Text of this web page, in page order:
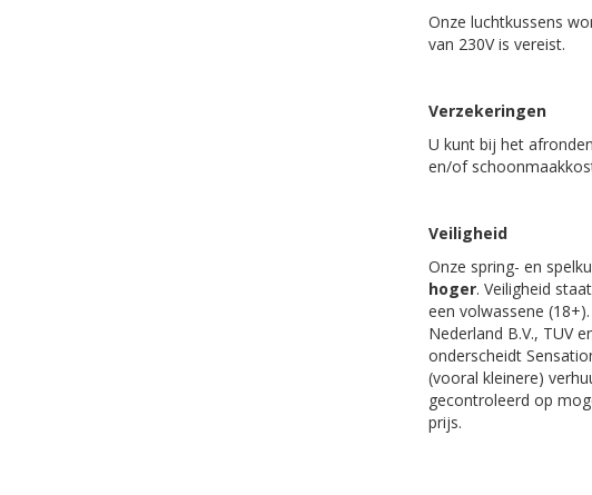
Onze luchtkussens
van 230V is vereist.
Verzekeringen
U kunt bij het
en/of
Veiligheid
Onze spring- en
hoger. Veiligheid
een volwassene
Nederland B.V., TUV
onderscheidt
(vooral kleinere)
gecontroleerd op
prijs.